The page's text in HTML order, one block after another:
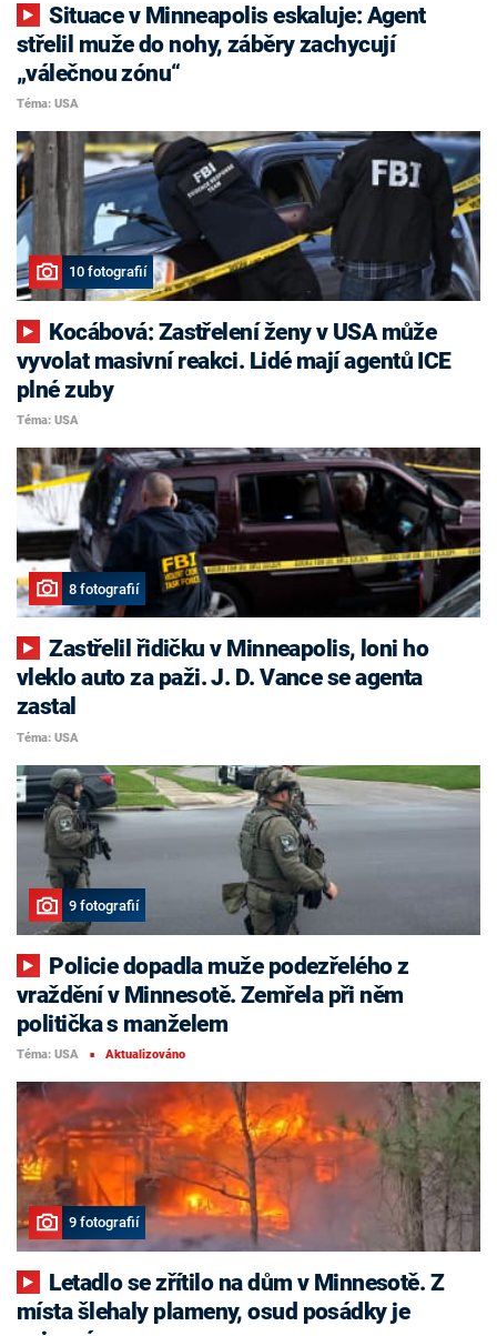
Situace v Minneapolis eskaluje: Agent
střelil muže do nohy, záběry zachycují
„válečnou zónu“
Téma: USA
10 fotografií
vyvolat masivní reakci. Lidé mají agentů ICE
plné zuby
Téma: USA
8 fotografií
Zastřelil řidičku v Minneapolis, loni ho
vleklo auto za paži. J. D. Vance se agenta
zastal
Téma: USA
9 fotografií
vraždění v Minnesotě. Zemřela při něm
politička s manželem
Téma: USA ■ Aktualizováno
9 fotografií
místa šlehaly plameny, osud posádky je